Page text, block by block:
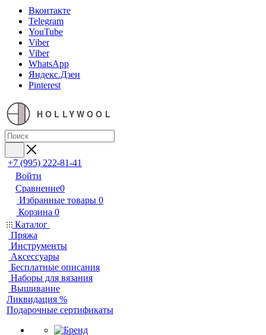
Вконтакте
Telegram
YouTube
Viber
Viber
WhatsApp
Яндекс.Дзен
Pinterest
HOLLYWOOL
+7 (995) 222-81-41
Войти
Сравнение0
Избранные товары 0
Корзина 0
Каталог
Пряжа
Инструменты
Аксессуары
Бесплатные описания
Наборы для вязания
Вышивание
Ликвидация %
Подарочные сертификаты